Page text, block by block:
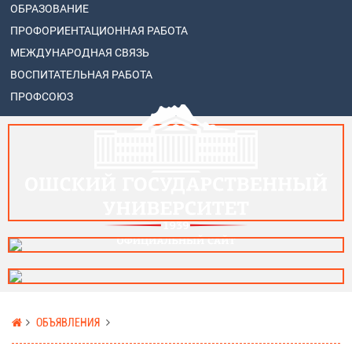
ОБРАЗОВАНИЕ
ПРОФОРИЕНТАЦИОННАЯ РАБОТА
МЕЖДУНАРОДНАЯ СВЯЗЬ
ВОСПИТАТЕЛЬНАЯ РАБОТА
ПРОФСОЮЗ
ОБЪЯВЛЕНИЯ